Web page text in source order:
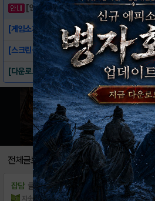
[안내] 헝그리앱 필수 상식! 밥알 획득 안내..
[게임소개]-스텀
[스크린샷]-스텀
[다운로드 링크]-스텀
전체글보기
잡담 글 하나 더써야징!!
지솟현 조회수:8 | 18.11.27